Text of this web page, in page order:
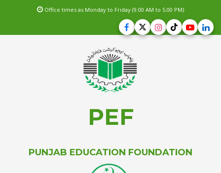
Office times as Monday to Friday (9.00 AM to 5.00 PM)
PEF
PUNJAB EDUCATION FOUNDATION